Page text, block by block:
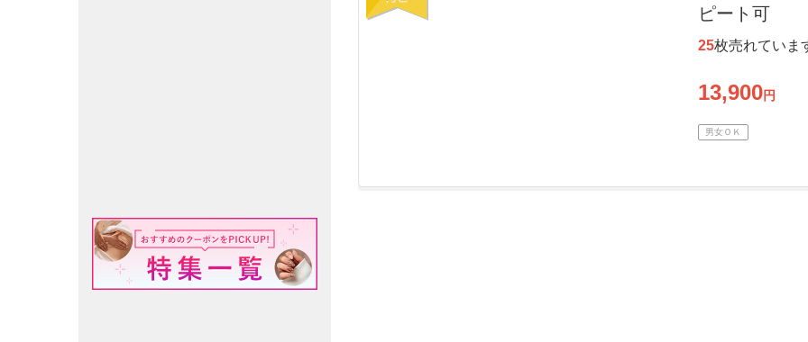
ピート可
25枚売れていま
13,900円
男女ＯＫ